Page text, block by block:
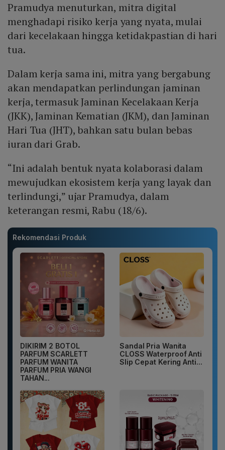
Pramudya menuturkan, mitra digital
menghadapi risiko kerja yang nyata, mulai
dari kecelakaan hingga ketidakpastian di hari
tua.
Dalam kerja sama ini, mitra yang bergabung
akan mendapatkan perlindungan jaminan
kerja, termasuk Jaminan Kecelakaan Kerja
(JKK), Jaminan Kematian (JKM), dan Jaminan
Hari Tua (JHT), bahkan satu bulan bebas
iuran dari Grab.
“Ini adalah bentuk nyata kolaborasi dalam
mewujudkan ekosistem kerja yang layak dan
terlindungi,” ujar Pramudya, dalam
keterangan resmi, Rabu (18/6).
Rekomendasi Produk
DIKIRIM 2 BOTOL
PARFUM SCARLETT
PARFUM WANITA
PARFUM PRIA WANGI
TAHAN...
Sandal Pria Wanita
CLOSS Waterproof Anti
Slip Cepat Kering Anti...